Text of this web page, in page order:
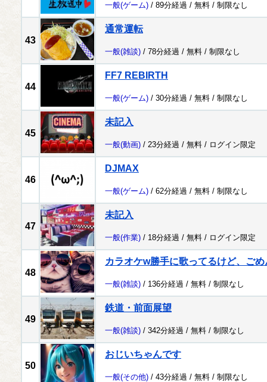
一般(ゲーム) / 89分経過 / 無料 / 制限なし
43
通常運転
一般(雑談) / 78分経過 / 無料 / 制限なし
44
FF7 REBIRTH
一般(ゲーム) / 30分経過 / 無料 / 制限なし
45
未記入
一般(動画) / 23分経過 / 無料 / ログイン限定
46
DJMAX
一般(ゲーム) / 62分経過 / 無料 / 制限なし
47
未記入
一般(作業) / 18分経過 / 無料 / ログイン限定
48
カラオケw勝手に歌ってるけど、ごめ
一般(雑談) / 136分経過 / 無料 / 制限なし
49
鉄道・前面展望
一般(雑談) / 342分経過 / 無料 / 制限なし
50
おじいちゃんです
一般(その他) / 43分経過 / 無料 / 制限なし